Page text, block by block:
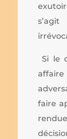
Si le
faire